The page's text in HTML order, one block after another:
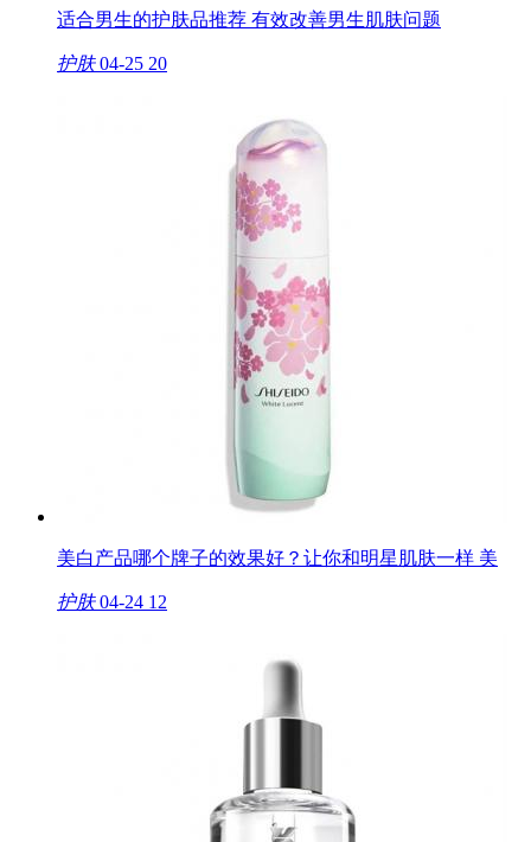
适合男生的护肤品推荐 有效改善男生肌肤问题
护肤 04-25 20
美白产品哪个牌子的效果好？让你和明星肌肤一样 美
护肤 04-24 12